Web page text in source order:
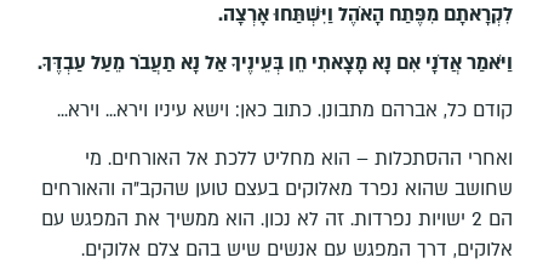
לִקְרָאתָם מִפֶּתַח הָאֹהֶל וַיִּשְׁתַּחוּ אָרְצָה.
וַיֹּאמַר אֲדֹנָי אִם נָא מָצָאתִי חֵן בְּעֵינֶיךָ אַל נָא תַעֲבֹר מֵעַל עַבְדֶּךָ.
קודם כל, אברהם מתבונן. כתוב כאן: וישא עיניו וירא... וירא...
ואחרי ההסתכלות – הוא מחליט ללכת אל האורחים. מי
שחושב שהוא נפרד מאלוקים בעצם טוען שהקב"ה והאורחים
הם 2 ישויות נפרדות. זה לא נכון. הוא ממשיך את המפגש עם
אלוקים, דרך המפגש עם אנשים שיש בהם צלם אלוקים.